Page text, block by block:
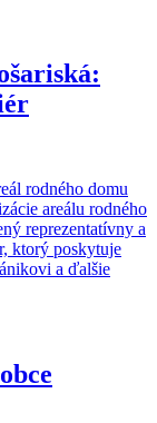
rodného domu
areálu rodného
reprezentatívny a
ktorý poskytuje
a ďalšie